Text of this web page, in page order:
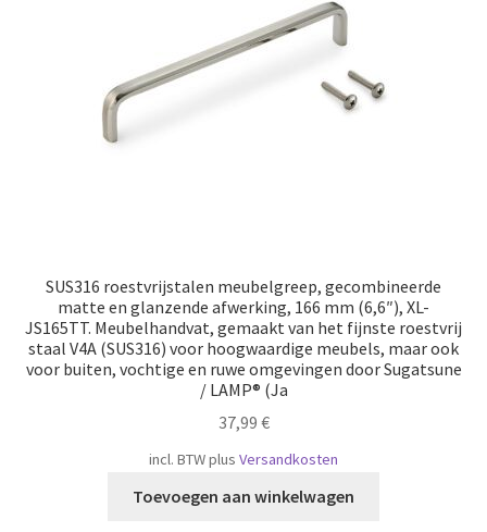
SUS316 roestvrijstalen meubelgreep, gecombineerde
matte en glanzende afwerking, 166 mm (6,6″), XL-
JS165TT. Meubelhandvat, gemaakt van het fijnste roestvrij
staal V4A (SUS316) voor hoogwaardige meubels, maar ook
voor buiten, vochtige en ruwe omgevingen door Sugatsune
/ LAMP® (Ja
37,99 €
incl. BTWplus Versandkosten
Toevoegen aan winkelwagen